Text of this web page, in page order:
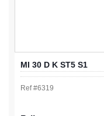
MI 30 D K ST5 S1
Ref #6319